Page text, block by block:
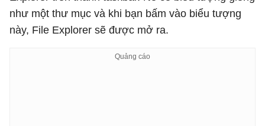
như một thư mục và khi bạn bấm vào biểu tượng
này, File Explorer sẽ được mở ra.